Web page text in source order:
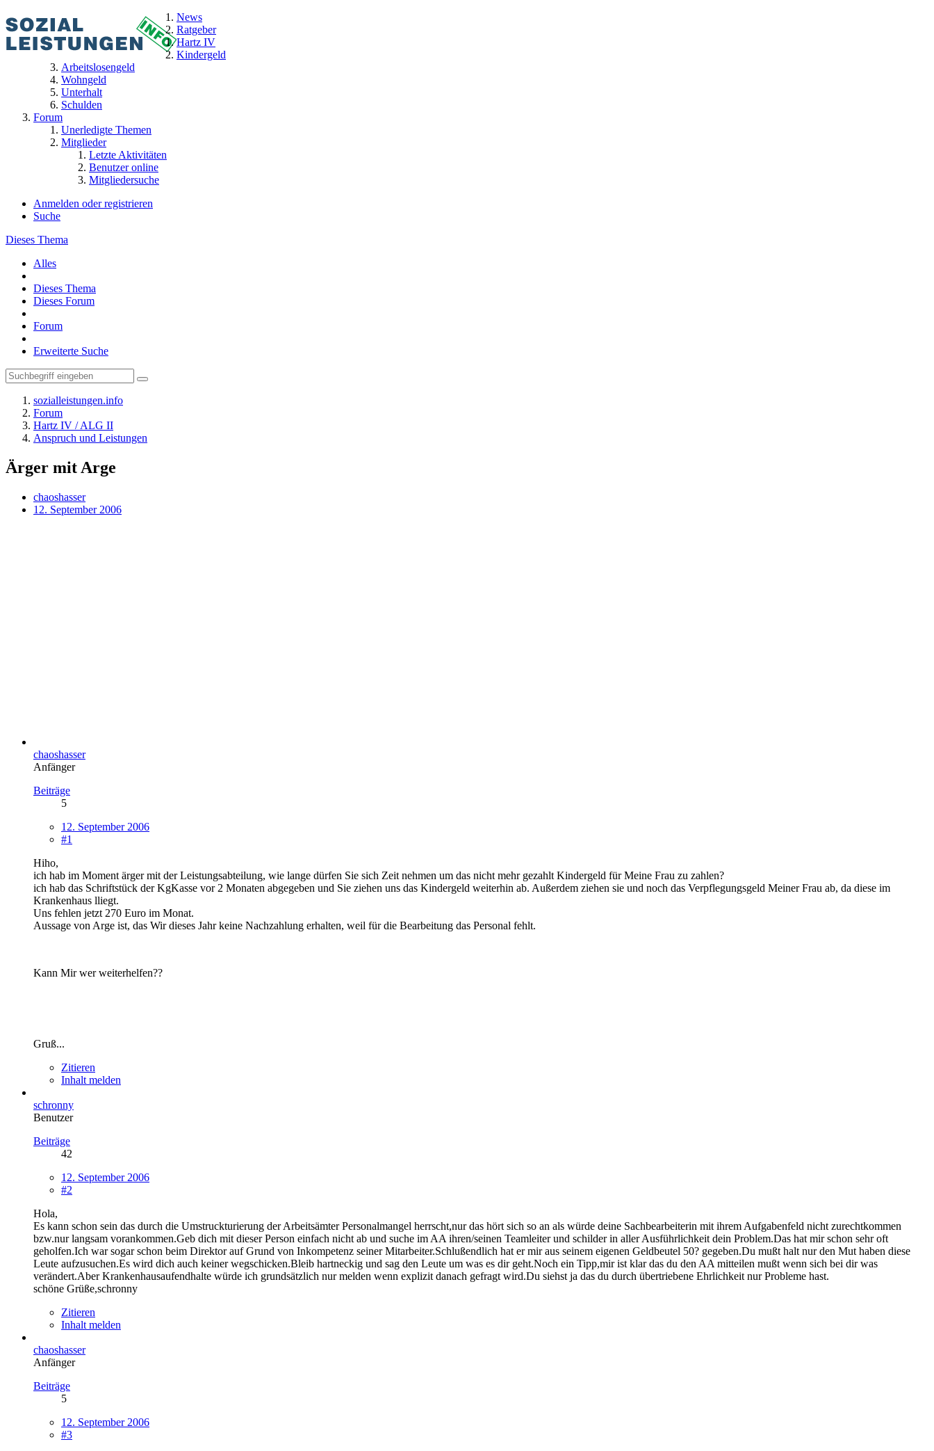
News
Ratgeber
Hartz IV
Kindergeld
Arbeitslosengeld
Wohngeld
Unterhalt
Schulden
Forum
Unerledigte Themen
Mitglieder
Letzte Aktivitäten
Benutzer online
Mitgliedersuche
Anmelden oder registrieren
Suche
Dieses Thema
Alles
Dieses Thema
Dieses Forum
Forum
Erweiterte Suche
sozialleistungen.info
Forum
Hartz IV / ALG II
Anspruch und Leistungen
Ärger mit Arge
chaoshasser
12. September 2006
chaoshasser
Anfänger
Beiträge
5
12. September 2006
#1
Hiho,
ich hab im Moment ärger mit der Leistungsabteilung, wie lange dürfen Sie sich Zeit nehmen um das nicht mehr gezahlt Kindergeld für Meine Frau zu zahlen?
ich hab das Schriftstück der KgKasse vor 2 Monaten abgegeben und Sie ziehen uns das Kindergeld weiterhin ab. Außerdem ziehen sie und noch das Verpflegungsgeld Meiner Frau ab, da diese im
Krankenhaus lliegt.
Uns fehlen jetzt 270 Euro im Monat.
Aussage von Arge ist, das Wir dieses Jahr keine Nachzahlung erhalten, weil für die Bearbeitung das Personal fehlt.
Kann Mir wer weiterhelfen??
Gruß...
Zitieren
Inhalt melden
schronny
Benutzer
Beiträge
42
12. September 2006
#2
Hola,
Es kann schon sein das durch die Umstruckturierung der Arbeitsämter Personalmangel herrscht,nur das hört sich so an als würde deine Sachbearbeiterin mit ihrem Aufgabenfeld nicht zurechtkommen
bzw.nur langsam vorankommen.Geb dich mit dieser Person einfach nicht ab und suche im AA ihren/seinen Teamleiter und schilder in aller Ausführlichkeit dein Problem.Das hat mir schon sehr oft
geholfen.Ich war sogar schon beim Direktor auf Grund von Inkompetenz seiner Mitarbeiter.Schlußendlich hat er mir aus seinem eigenen Geldbeutel 50? gegeben.Du mußt halt nur den Mut haben diese
Leute aufzusuchen.Es wird dich auch keiner wegschicken.Bleib hartneckig und sag den Leute um was es dir geht.Noch ein Tipp,mir ist klar das du den AA mitteilen mußt wenn sich bei dir was
verändert.Aber Krankenhausaufendhalte würde ich grundsätzlich nur melden wenn explizit danach gefragt wird.Du siehst ja das du durch übertriebene Ehrlichkeit nur Probleme hast.
schöne Grüße,schronny
Zitieren
Inhalt melden
chaoshasser
Anfänger
Beiträge
5
12. September 2006
#3